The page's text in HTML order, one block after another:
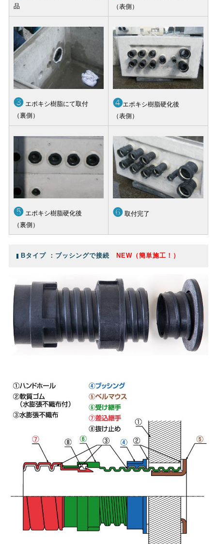
品
（表側）
❸エポキシ樹脂にて取付
（裏側）
❹エポキシ樹脂硬化後
（表側）
❺エポキシ樹脂硬化後
（裏側）
❻取付完了
Bタイプ ：ブッシングで接続 NEW（簡単施工！）